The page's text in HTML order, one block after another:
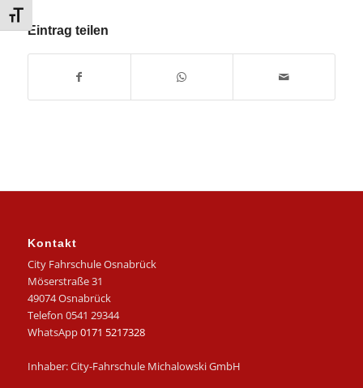
Schrift vergrößern
Eintrag teilen
Kontakt
City Fahrschule Osnabrück
Möserstraße 31
49074 Osnabrück
Telefon 0541 29344
WhatsApp0171 5217328
Inhaber: City-Fahrschule Michalowski GmbH